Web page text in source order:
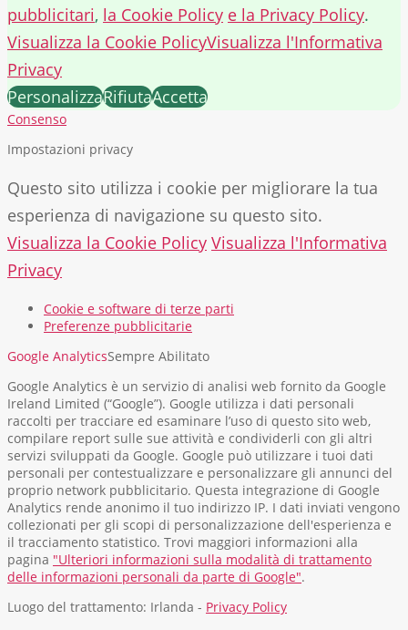
pubblicitari, la Cookie Policy e la Privacy Policy.
Visualizza la Cookie PolicyVisualizza l'Informativa
Privacy
PersonalizzaRifiutaAccetta
Consenso
Impostazioni privacy
Questo sito utilizza i cookie per migliorare la tua
esperienza di navigazione su questo sito.
Visualizza la Cookie Policy Visualizza l'Informativa
Privacy
Cookie e software di terze parti
Preferenze pubblicitarie
Google AnalyticsSempre Abilitato
Google Analytics è un servizio di analisi web fornito da Google
Ireland Limited (“Google”). Google utilizza i dati personali
raccolti per tracciare ed esaminare l’uso di questo sito web,
compilare report sulle sue attività e condividerli con gli altri
servizi sviluppati da Google. Google può utilizzare i tuoi dati
personali per contestualizzare e personalizzare gli annunci del
proprio network pubblicitario. Questa integrazione di Google
Analytics rende anonimo il tuo indirizzo IP. I dati inviati vengono
collezionati per gli scopi di personalizzazione dell'esperienza e
il tracciamento statistico. Trovi maggiori informazioni alla
pagina "Ulteriori informazioni sulla modalità di trattamento
delle informazioni personali da parte di Google".
Luogo del trattamento: Irlanda - Privacy Policy